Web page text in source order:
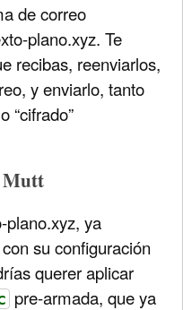
de correo
plano.xyz. Te
recibas, reenviarlos,
y enviarlo, tanto
“cifrado”
Mutt
plano.xyz, ya
su configuración
querer aplicar
pre-armada, que ya